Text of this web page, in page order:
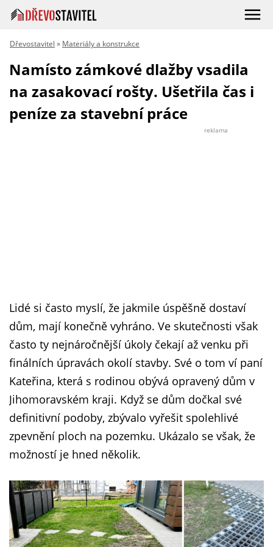
Dřevostavitel » Materiály a konstrukce
Namísto zámkové dlažby vsadila
na zasakovací rošty. Ušetřila čas i
peníze za stavební práce
reklama
Lidé si často myslí, že jakmile úspěšně dostaví
dům, mají konečně vyhráno. Ve skutečnosti však
často ty nejnáročnější úkoly čekají až venku při
finálních úpravách okolí stavby. Své o tom ví paní
Kateřina, která s rodinou obývá opravený dům v
Jihomoravském kraji. Když se dům dočkal své
definitivní podoby, zbývalo vyřešit spolehlivé
zpevnění ploch na pozemku. Ukázalo se však, že
možností je hned několik.